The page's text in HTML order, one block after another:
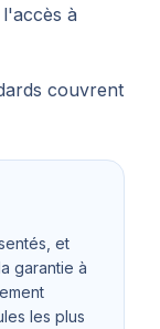
à
couvrent
et
garantie à
les plus